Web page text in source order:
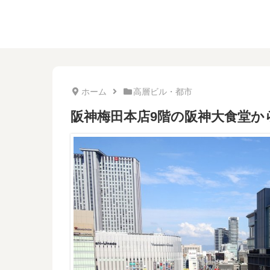
ホーム 高層ビル・都市
阪神梅田本店9階の阪神大食堂か